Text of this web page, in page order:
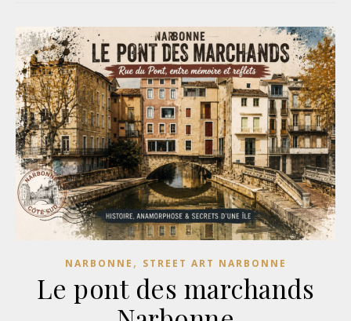
NARBONNE , STREET ART NARBONNE
Le pont des marchands